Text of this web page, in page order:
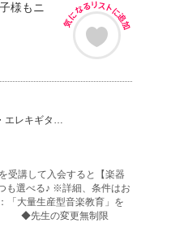
様もニ
、ドラム、フルート…
受講して入会すると【楽器
も選べる♪ ※詳細、条件はお
大量生産型音楽教育」を
す。 ◆先生の変更無制限